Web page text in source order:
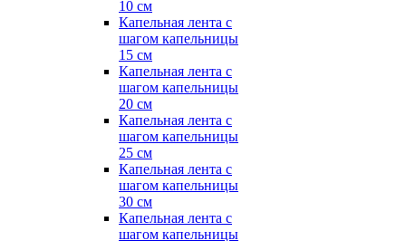
10 см
Капельная лента с
шагом капельницы
15 см
Капельная лента с
шагом капельницы
20 см
Капельная лента с
шагом капельницы
25 см
Капельная лента с
шагом капельницы
30 см
Капельная лента с
шагом капельницы